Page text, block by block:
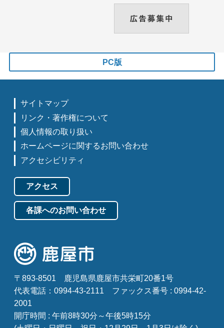
PC版
サイトマップ
リンク・著作権について
個人情報の取り扱い
ホームページに関するお問い合わせ
アクセシビリティ
アクセス
各課へのお問い合わせ
〒893-8501
鹿児島県鹿屋市共栄町20番1号
代表電話：0994-43-2111
ファックス番号 : 0994-42-
2001
開庁時間 : 午前8時30分～午後5時15分